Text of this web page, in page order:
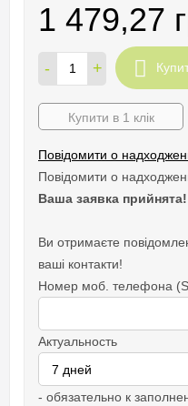
1 479,27
- +
Купити в 1 клік
Повідомити о
Повідомити о
Ваша заявка прийнята!
Ви отримаєте
ваші контакти!
Номер моб. телефона
Актуальность
- обязательно к